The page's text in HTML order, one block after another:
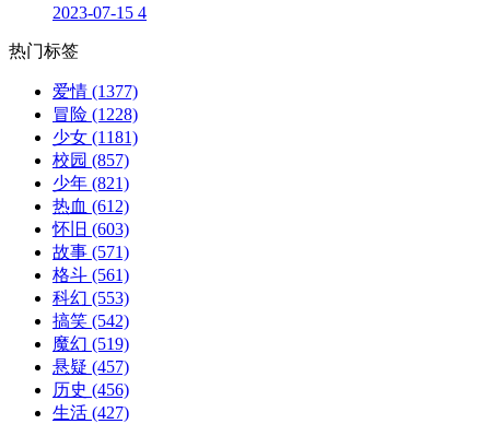
2023-07-15 4
热门标签
爱情 (1377)
冒险 (1228)
少女 (1181)
校园 (857)
少年 (821)
热血 (612)
怀旧 (603)
故事 (571)
格斗 (561)
科幻 (553)
搞笑 (542)
魔幻 (519)
悬疑 (457)
历史 (456)
生活 (427)